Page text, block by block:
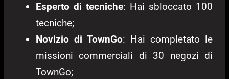
Esperto di tecniche: Hai sbloccato 100
tecniche;
Novizio di TownGo: Hai completato le
missioni commerciali di 30 negozi di
TownGo;